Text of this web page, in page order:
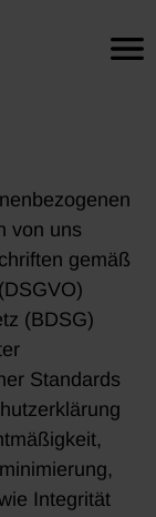
von uns
gemäß
(BDSG)
Standards
Integrität